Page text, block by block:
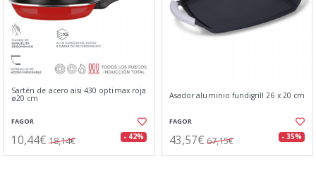
Sartén de acero aisi 430 optimax roja
ø20 cm
FAGOR
10,44€ 18,14€ - 42%
Asador aluminio fundigrill 26 x 20 cm
FAGOR
43,57€ 67,15€ - 35%